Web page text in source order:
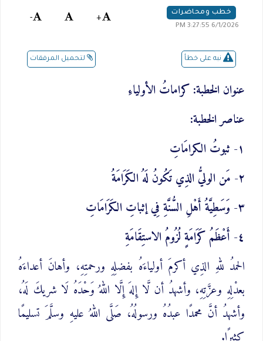
خطب ومحاضرات
6/1/2026 3:27:55 PM
+
-
نبه على خطأ لتحميل المرفقات
عنوان الخطبة: كراماتُ الأولياءِ
عناصر الخطبة:
١- ثبوتُ الكرامَاتِ
٢- مَن الوليُّ الذِي تَكُونُ لَهُ الكَرَامَةُ
٣- وَسَطِيَّةُ أَهْلِ السُّنَّةِ فِي إثباتِ الكَرَامَاتِ
٤- أَعْظَمُ كَرَامَةٍ لُزُومُ الاستِقَامَةِ
الحمدُ للهِ الذِي أكرمَ أولياءَهُ بفضلِهِ ورحمتِهِ، وأهانَ أعداءَهُ
بعدْلِهِ وعزَّتِهِ، وأشهدُ أن لَّا إِلهَ إِلَّا اللهُ وَحْدَهُ لَا شريكَ لَهُ،
وأشهدُ أنَّ محمدًا عبدُهُ ورسولُهُ، صَلَّى اللهُ عليهِ وسلَّمَ تسليمًا